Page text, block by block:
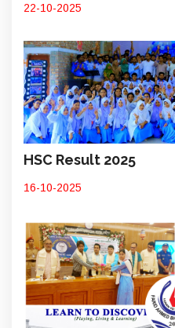
22-10-2025
HSC Result 2025
16-10-2025